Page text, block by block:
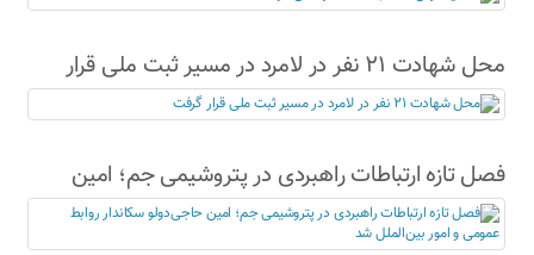
محل شهادت ۲۱ نفر در لامرد در مسیر ثبت ملی قرار
گرفت
فصل تازه ارتباطات راهبردی در پتروشیمی جم؛ امین
حاجی‌دولو سکاندار روابط عمومی و امور بین‌الملل شد